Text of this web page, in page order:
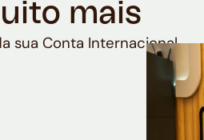
mais
sua Conta Internacional